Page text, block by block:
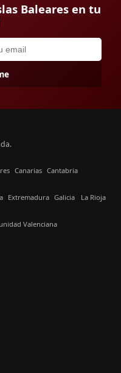
Baleares en tu
Canarias Cantabria
Extremadura Galicia La Rioja
Valenciana